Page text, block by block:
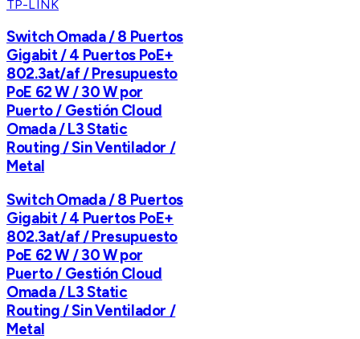
TP-LINK
Switch Omada / 8 Puertos
Gigabit / 4 Puertos PoE+
802.3at/af / Presupuesto
PoE 62 W / 30 W por
Puerto / Gestión Cloud
Omada / L3 Static
Routing / Sin Ventilador /
Metal
Switch Omada / 8 Puertos
Gigabit / 4 Puertos PoE+
802.3at/af / Presupuesto
PoE 62 W / 30 W por
Puerto / Gestión Cloud
Omada / L3 Static
Routing / Sin Ventilador /
Metal